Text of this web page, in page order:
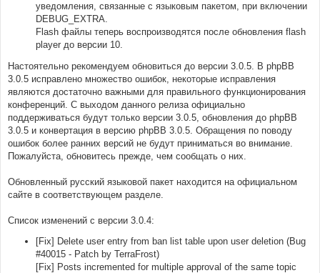
уведомления, связанные с языковым пакетом, при включении
DEBUG_EXTRA.
Flash файлы теперь воспроизводятся после обновления flash
player до версии 10.
Настоятельно рекомендуем обновиться до версии 3.0.5. В phpBB
3.0.5 исправлено множество ошибок, некоторые исправления
являются достаточно важными для правильного функционирования
конференций. С выходом данного релиза официально
поддерживаться будут только версии 3.0.5, обновления до phpBB
3.0.5 и конвертация в версию phpBB 3.0.5. Обращения по поводу
ошибок более ранних версий не будут приниматься во внимание.
Пожалуйста, обновитесь прежде, чем сообщать о них.
Обновленный русский языковой пакет находится на официальном
сайте в соответствующем разделе.
Список изменений с версии 3.0.4:
[Fix] Delete user entry from ban list table upon user deletion (Bug
#40015 - Patch by TerraFrost)
[Fix] Posts incremented for multiple approval of the same topic